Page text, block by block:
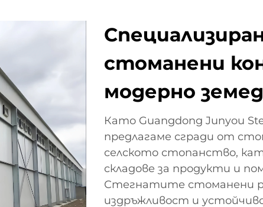
стоманени
модерно
Като Guangdong Junyou
предлагаме сгради от
селското стопанство,
складове за продукти и
Стегнатите стоманени
издръжливост и